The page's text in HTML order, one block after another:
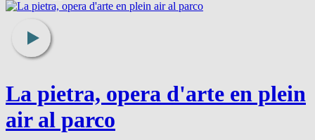
La pietra, opera d'arte en plein
air al parco